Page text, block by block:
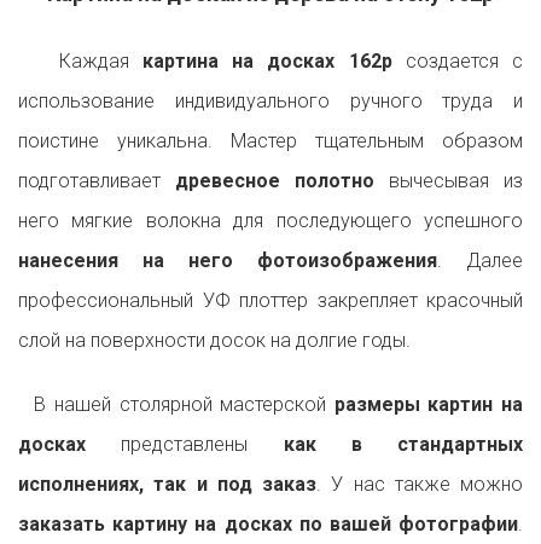
Каждая картина на досках 162pсоздается с
использование индивидуального ручного труда и
поистине уникальна. Мастер тщательным образом
подготавливает древесное полотно вычесывая из
него мягкие волокна для последующего успешного
нанесения на него фотоизображения. Далее
профессиональный УФ плоттер закрепляет красочный
слой на поверхности досок на долгие годы.
В нашей столярной мастерской размеры картин на
досках представлены как в стандартных
исполнениях, так и под заказ. У нас также можно
заказать картину на досках по вашей фотографии.